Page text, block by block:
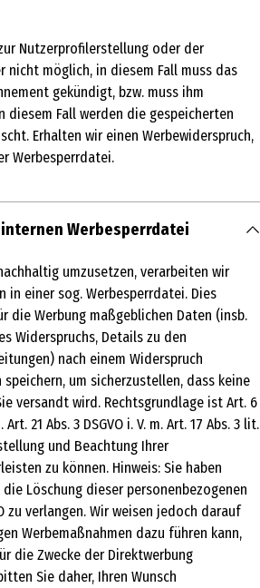
Nutzerprofilerstellung oder der
nicht möglich, in diesem Fall muss das
gekündigt, bzw. muss ihm
diesem Fall werden die gespeicherten
Erhalten wir einen Werbewiderspruch,
Werbesperrdatei.
internen Werbesperrdatei
umzusetzen, verarbeiten wir
in einer sog. Werbesperrdatei. Dies
die Werbung maßgeblichen Daten (insb.
Widerspruchs, Details zu den
nach einem Widerspruch
um sicherzustellen, dass keine
versandt wird. Rechtsgrundlage ist Art. 6
21 Abs. 3 DSGVO i. V. m. Art. 17 Abs. 3 lit.
und Beachtung Ihrer
zu können. Hinweis: Sie haben
Löschung dieser personenbezogenen
zu verlangen. Wir weisen jedoch darauf
Werbemaßnahmen dazu führen kann,
die Zwecke der Direktwerbung
Sie daher, Ihren Wunsch